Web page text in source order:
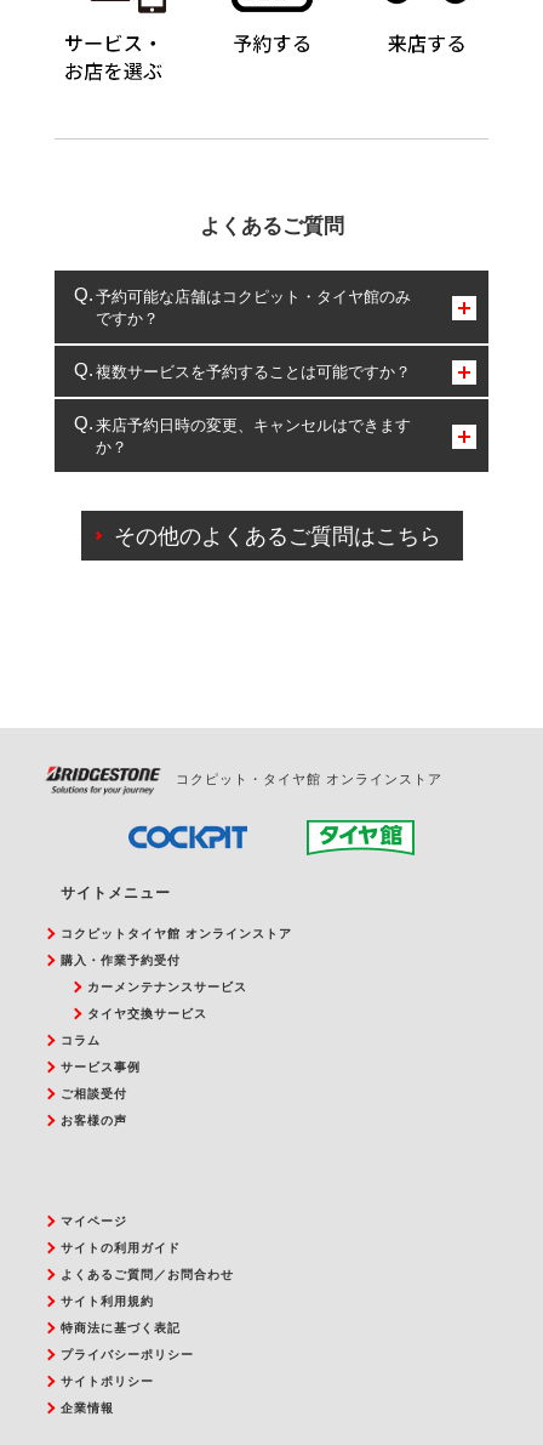
よくあるご質問
予約可能な店舗はコクピット・タイヤ館のみ
ですか？
コクピット・タイヤ館のみとなります。
複数サービスを予約することは可能ですか？
複数サービスのご予約は可能です。
一部の商品・サービスの組み合わせに限り、同時にご予約が
出来ないものもございます。
来店予約日時の変更、キャンセルはできます
か？
ご来店予約日の3営業日前を過ぎている場合のご予約
の日時変更につきましては、直接ご予約の店舗まで
その他のよくあるご質問はこちら
コクピット・タイヤ館 オンラインストア
サイトメニュー
コクピットタイヤ館 オンラインストア
購入・作業予約受付
カーメンテナンスサービス
タイヤ交換サービス
コラム
サービス事例
ご相談受付
お客様の声
マイページ
サイトの利用ガイド
よくあるご質問／お問合わせ
サイト利用規約
特商法に基づく表記
プライバシーポリシー
サイトポリシー
企業情報